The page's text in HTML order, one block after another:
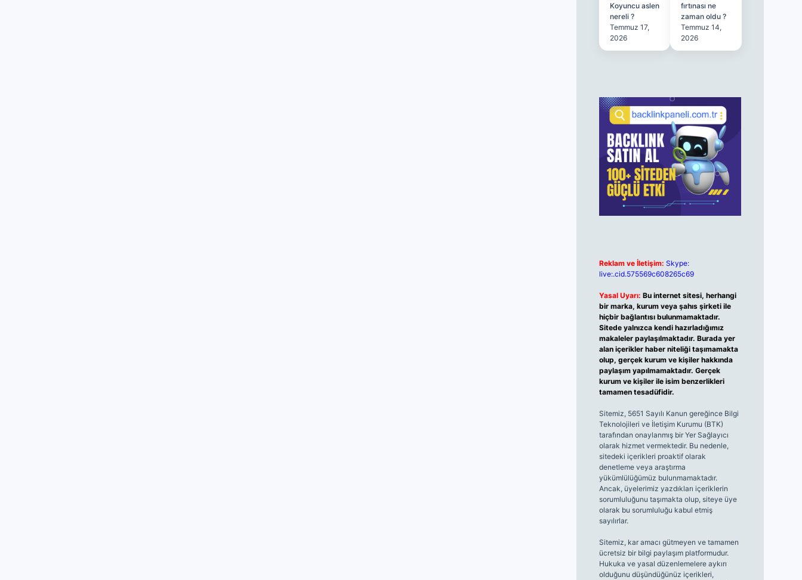
Koyuncu aslen
nereli ?
Temmuz 17,
2026
fırtınası ne
zaman oldu ?
Temmuz 14,
2026
Reklam ve İletişim: Skype:
live:.cid.575569c608265c69
Yasal Uyarı: Bu internet sitesi, herhangi
bir marka, kurum veya şahıs şirketi ile
hiçbir bağlantısı bulunmamaktadır.
Sitede yalnızca kendi hazırladığımız
makaleler paylaşılmaktadır. Burada yer
alan içerikler haber niteliği taşımamakta
olup, gerçek kurum ve kişiler hakkında
paylaşım yapılmamaktadır. Gerçek
kurum ve kişiler ile isim benzerlikleri
tamamen tesadüfidir.
Sitemiz, 5651 Sayılı Kanun gereğince Bilgi
Teknolojileri ve İletişim Kurumu (BTK)
tarafından onaylanmış bir Yer Sağlayıcı
olarak hizmet vermektedir. Bu nedenle,
sitedeki içerikleri proaktif olarak
denetleme veya araştırma
yükümlülüğümüz bulunmamaktadır.
Ancak, üyelerimiz yazdıkları içeriklerin
sorumluluğunu taşımakta olup, siteye üye
olarak bu sorumluluğu kabul etmiş
sayılırlar.
Sitemiz, kar amacı gütmeyen ve tamamen
ücretsiz bir bilgi paylaşım platformudur.
Hukuka ve yasal düzenlemelere aykırı
olduğunu düşündüğünüz içerikleri,